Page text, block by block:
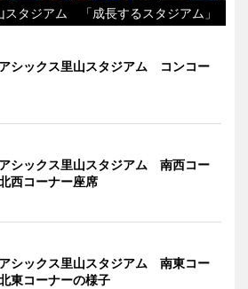
スタジアム 「成長するスタジアム」
シックス里山スタジアム コンコー
シックス里山スタジアム 南西コー
西コーナー座席
シックス里山スタジアム 南東コー
東コーナーの様子